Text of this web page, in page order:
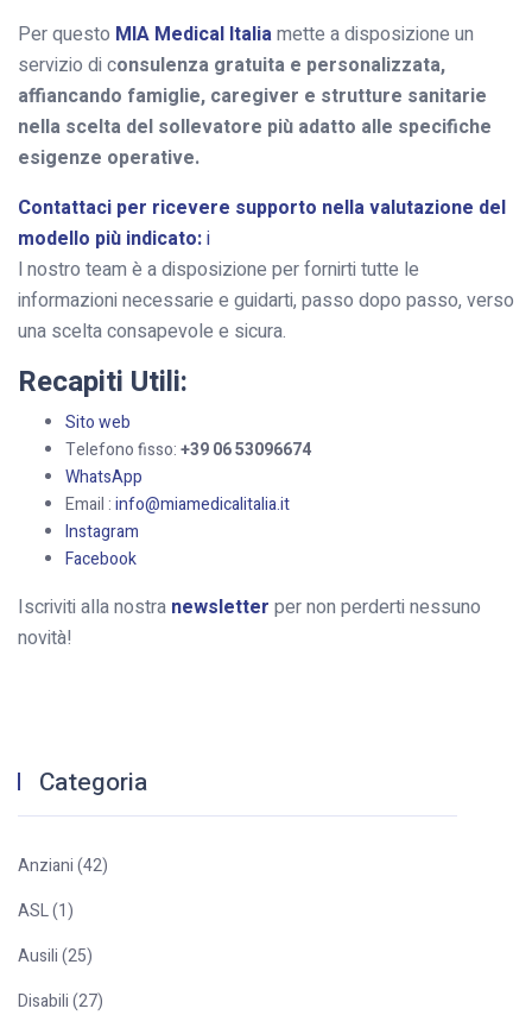
Per questo MIA Medical Italiamette a disposizione un
servizio di consulenza gratuita e personalizzata,
affiancando famiglie, caregiver e strutture sanitarie
nella scelta del sollevatore più adatto alle specifiche
esigenze operative.
Contattaci per ricevere supporto nella valutazione del
modello più indicato:i
l nostro team è a disposizione per fornirti tutte le
informazioni necessarie e guidarti, passo dopo passo, verso
una scelta consapevole e sicura.
Recapiti Utili:
Sito web
Telefono fisso:+39 06 53096674
WhatsApp
Email :info@miamedicalitalia.it
Instagram
Facebook
Iscriviti alla nostra newsletter per non perderti nessuno
novità!
Categoria
Anziani (42)
ASL (1)
Ausili (25)
Disabili (27)